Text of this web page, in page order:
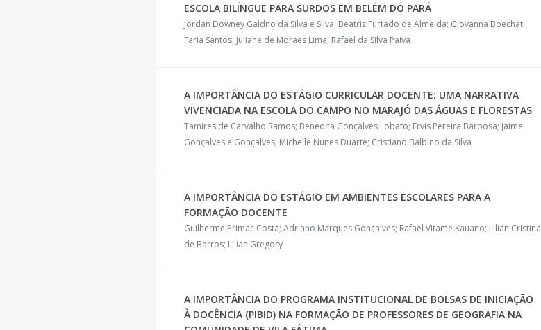
ESCOLA BILÍNGUE PARA SURDOS EM BELÉM DO PARÁ
Jordan Downey Galdno da Silva e Silva; Beatriz Furtado de Almeida; Giovanna Boechat
Faria Santos; Juliane de Moraes Lima; Rafael da Silva Paiva
A IMPORTÂNCIA DO ESTÁGIO CURRICULAR DOCENTE: UMA NARRATIVA
VIVENCIADA NA ESCOLA DO CAMPO NO MARAJÓ DAS ÁGUAS E FLORESTAS
Tamires de Carvalho Ramos; Benedita Gonçalves Lobato; Ervis Pereira Barbosa; Jaime
Gonçalves e Gonçalves; Michelle Nunes Duarte; Cristiano Balbino da Silva
A IMPORTÂNCIA DO ESTÁGIO EM AMBIENTES ESCOLARES PARA A
FORMAÇÃO DOCENTE
Guilherme Primac Costa; Adriano Marques Gonçalves; Rafael Vitame Kauano; Lilian Cristina
de Barros; Lilian Gregory
A IMPORTÂNCIA DO PROGRAMA INSTITUCIONAL DE BOLSAS DE INICIAÇÃO
À DOCÊNCIA (PIBID) NA FORMAÇÃO DE PROFESSORES DE GEOGRAFIA NA